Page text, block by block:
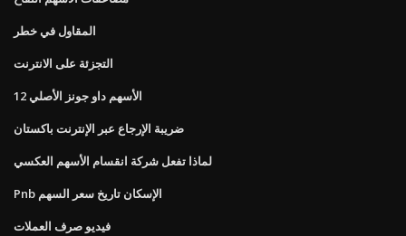
المقاول في خطر
التجزئة على الانترنت
12 الأسهم داو جونز الأصلي
ضريبة الإرجاع عبر الإنترنت باكستان
لماذا تفعل شركة انقسام الأسهم العكسي
Pnb الإسكان تاريخ سعر السهم
فيديو صرف العملات